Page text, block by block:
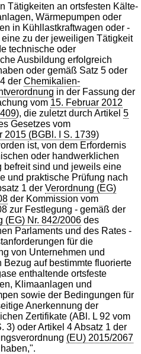
Tätigkeiten an ortsfesten Kälte-
Wärmepumpen oder
in Kühllastkraftwagen oder -
zu der jeweiligen Tätigkeit
technische oder
Ausbildung erfolgreich
oder gemäß Satz 5 oder
derChemikalien-
in der Fassung der
vom 15. Februar 2012
), die zuletzt durch Artikel5
Gesetzes vom
2015 (BGBl. I S. 1739)
ist, von dem Erfordernis
oder handwerklichen
befreit sind und jeweils eine
und praktische Prüfung nach
1 derVerordnung (EG)
der Kommission vom
zur Festlegung - gemäß der
(EG) Nr. 842/2006 des
Parlaments und des Rates -
für die
von Unternehmen und
Bezug auf bestimmte fluorierte
enthaltende ortsfeste
Klimaanlagen und
sowie der Bedingungen für
Anerkennung der
Zertifikate (ABl. L 92 vom
3) oder Artikel 4 Absatz 1 der
(EU) 2015/2067